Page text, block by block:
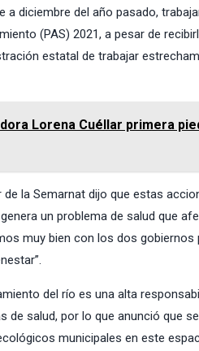
a diciembre del año pasado,
(PAS) 2021, a pesar de
estatal de trabajar
Lorena Cuéllar primera
de la Semarnat dijo que estas
un problema de salud que
muy bien con los dos
del río es una alta
de salud, por lo que anunció que
municipales en este